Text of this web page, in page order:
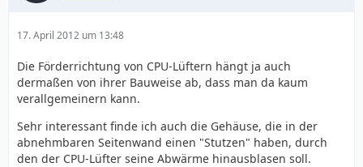
17. April 2012 um 13:48
Die Förderrichtung von CPU-Lüftern hängt ja auch
dermaßen von ihrer Bauweise ab, dass man da kaum
verallgemeinern kann.
Sehr interessant finde ich auch die Gehäuse, die in der
abnehmbaren Seitenwand einen "Stutzen" haben, durch
den der CPU-Lüfter seine Abwärme hinausblasen soll.